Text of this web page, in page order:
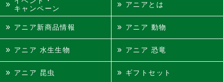
キャンペーン
アニアとは
アニア新商品情報 アニア 動物
アニア 水生生物 アニア 恐竜
アニア 昆虫 ギフトセット